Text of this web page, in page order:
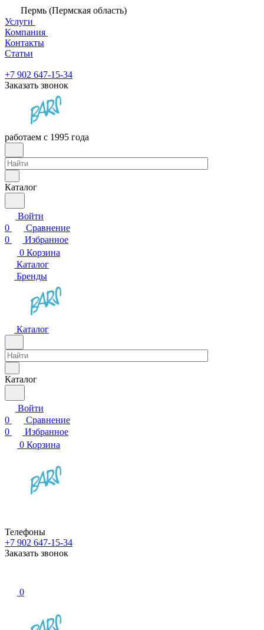
Пермь (Пермская область)
Услуги
Компания
Контакты
Статьи
+7 902 647-15-34
Заказать звонок
работаем с 1995 года
Каталог
Войти
0
Сравнение
0
Избранное
0 Корзина
Каталог
Бренды
Каталог
Каталог
Войти
0
Сравнение
0
Избранное
0 Корзина
Телефоны
+7 902 647-15-34
Заказать звонок
0